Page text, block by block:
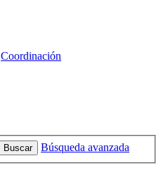
Coordinación
Buscar
Búsqueda avanzada